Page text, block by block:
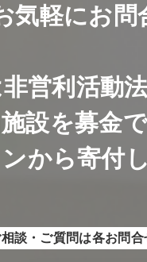
気軽にお問
営利活動
設を募金で
から寄付
相談・ご質問は各お問合